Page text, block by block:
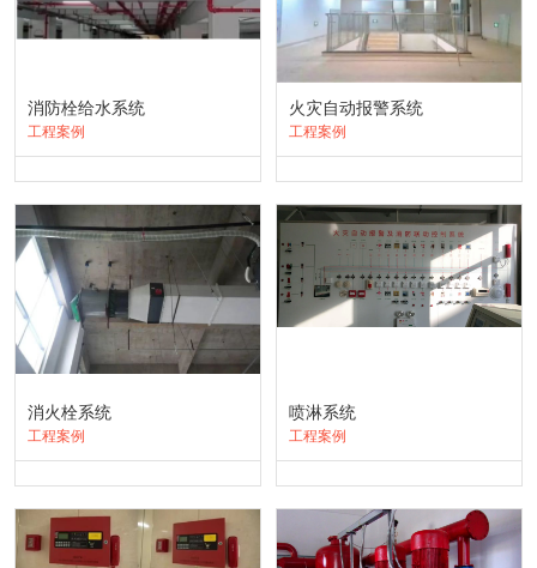
消防栓给水系统
工程案例
火灾自动报警系统
工程案例
消火栓系统
工程案例
喷淋系统
工程案例